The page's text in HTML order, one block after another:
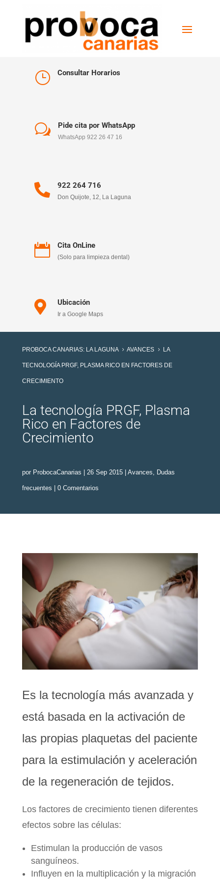
} Consultar Horarios
w Pide cita por WhatsApp
WhatsApp 922 26 47 16
 922 264 716
Don Quijote, 12, La Laguna
 Cita OnLine
(Solo para limpieza dental)
 Ubicación
Ir a Google Maps
PROBOCA CANARIAS: LA LAGUNA 5 AVANCES 5 LA
TECNOLOGÍA PRGF, PLASMA RICO EN FACTORES DE
CRECIMIENTO
La tecnología PRGF, Plasma
Rico en Factores de
Crecimiento
por ProbocaCanarias | 26 Sep 2015| Avances Dudas
frecuentes | 0 Comentarios
Es la tecnología más avanzada y
está basada en la activación de
las propias plaquetas del paciente
para la estimulación y aceleración
de la regeneración de tejidos.
Los factores de crecimiento tienen diferentes
efectos sobre las células:
Estimulan la producción de vasos
sanguíneos.
Influyen en la multiplicación y la migración